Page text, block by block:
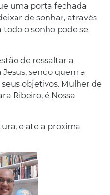
uma porta fechada
de sonhar, através
o sonho pode se
de ressaltar a
sendo quem a
objetivos. Mulher de
Ribeiro, é Nossa
e até a próxima